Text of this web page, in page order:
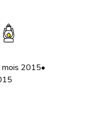
mois 2015•